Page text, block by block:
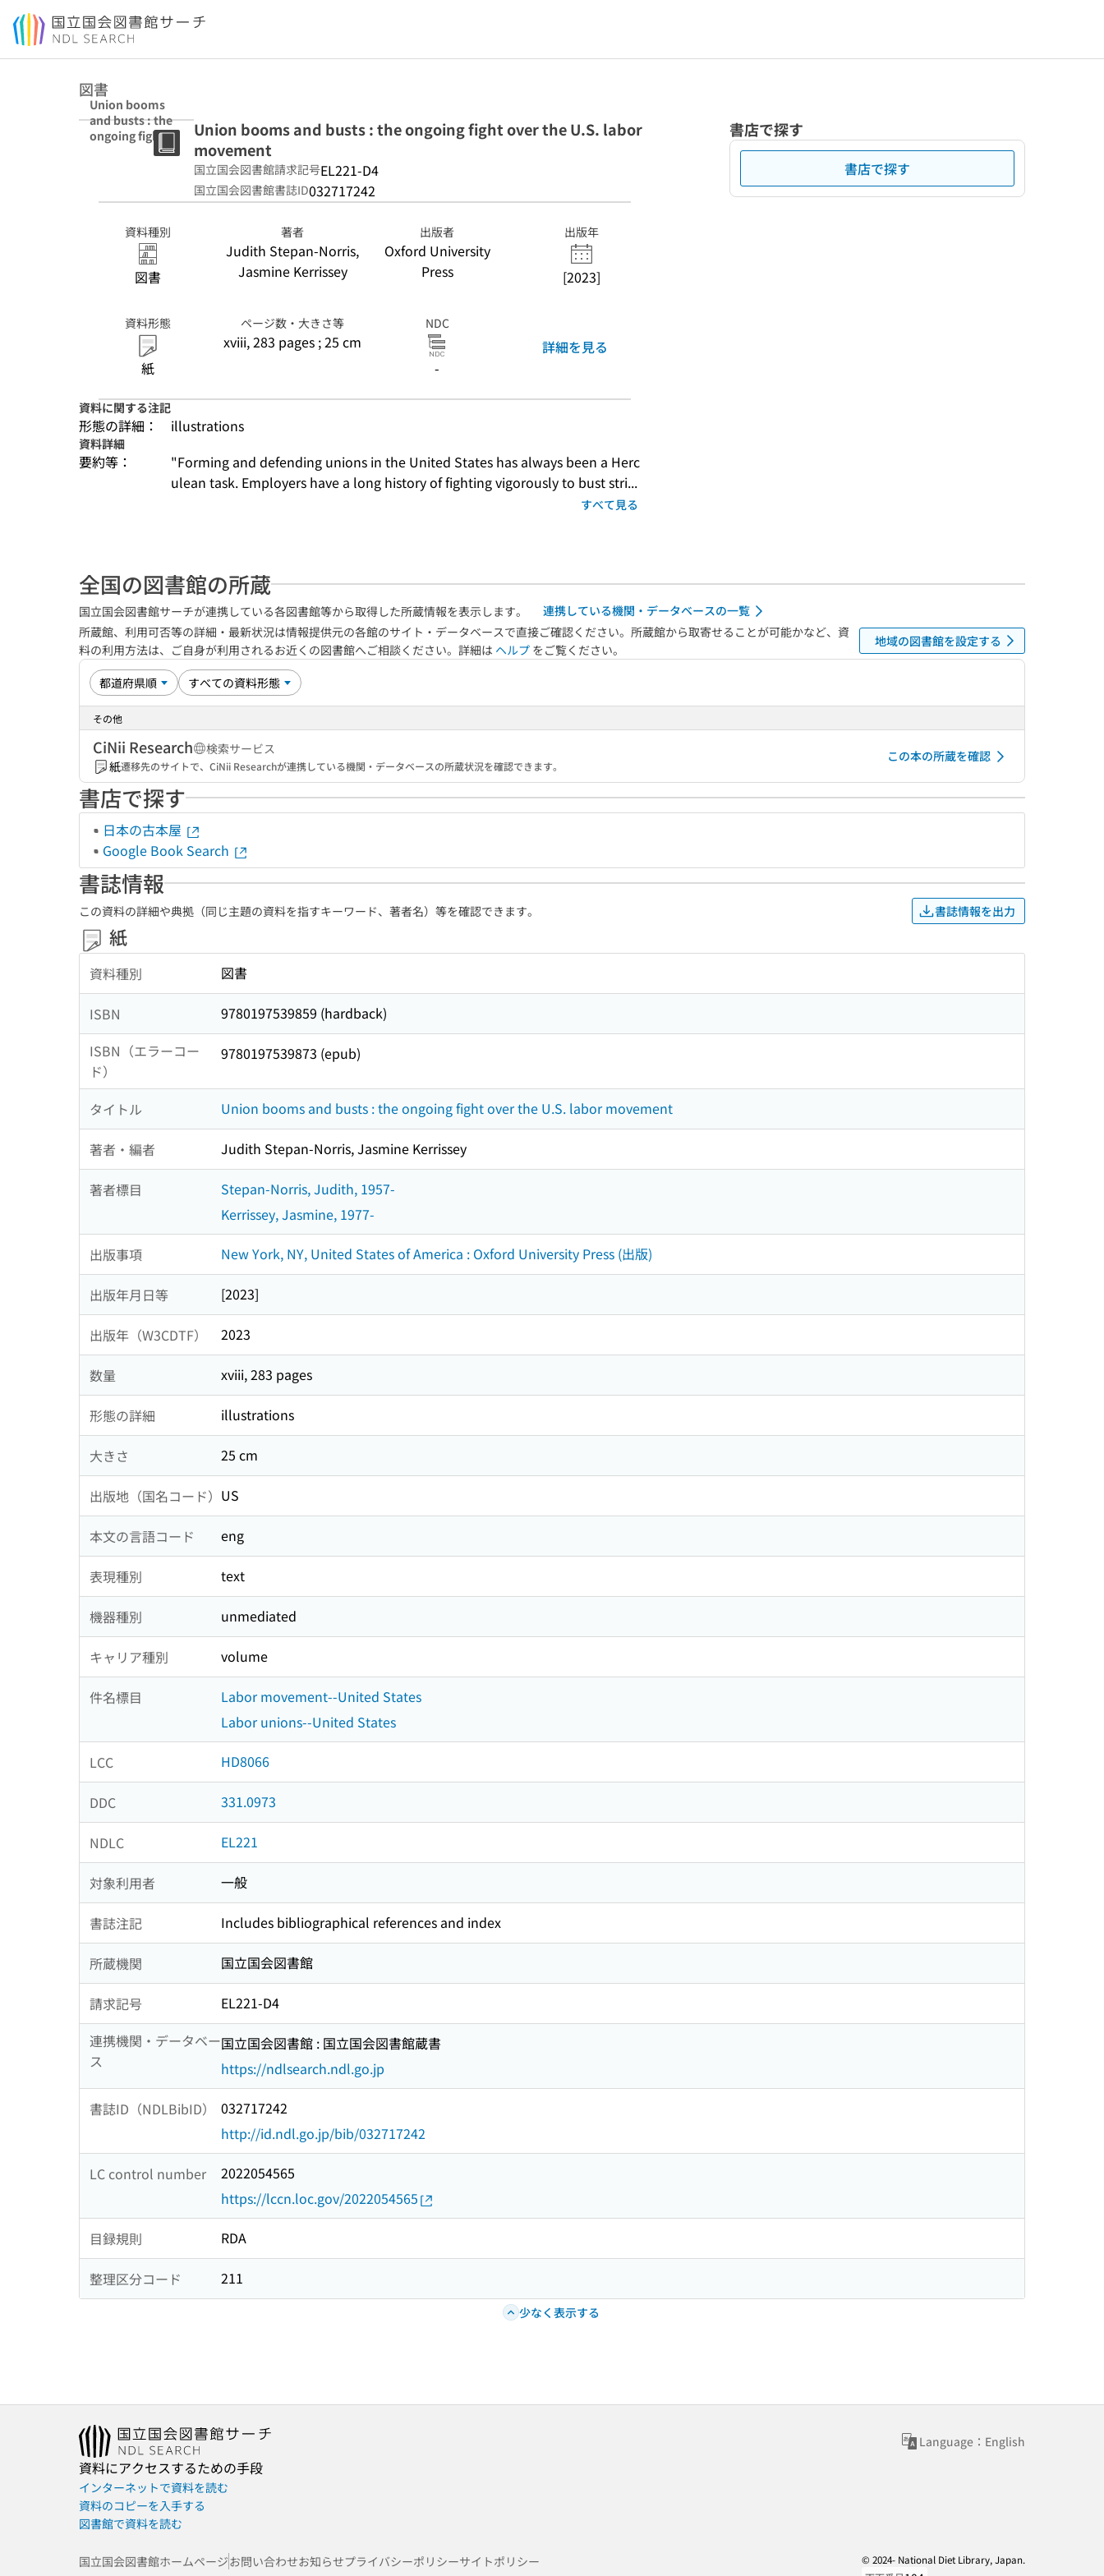
本文へ移動
図書
Union booms
and busts : the
ongoing fight
over the U.S.
Union booms and busts : the ongoing fight over the U.S. labor
movement
国立国会図書館請求記号EL221-D4
国立国会図書館書誌ID032717242
資料種別
図書
著者
Judith Stepan-Norris,
Jasmine Kerrissey
出版者
Oxford University
Press
出版年
[2023]
資料形態
紙
ページ数・大きさ等
xviii, 283 pages ; 25 cm
NDC
-
詳細を見る
資料に関する注記
形態の詳細： illustrations
資料詳細
要約等：
"Forming and defending unions in the United States has always been a Herc
ulean task. Employers have a long history of fighting vigorously to bust stri...
すべて見る
書店で探す
書店で探す
全国の図書館の所蔵
国立国会図書館サーチが連携している各図書館等から取得した所蔵情報を表示します。
連携している機関・データベースの一覧
所蔵館、利用可否等の詳細・最新状況は情報提供元の各館のサイト・データベースで直接ご確認ください。所蔵館から取寄せることが可能かなど、資
料の利用方法は、ご自身が利用されるお近くの図書館へご相談ください。詳細は ヘルプ をご覧ください。
地域の図書館を設定する
その他
CiNii Research
検索サービス
紙遷移先のサイトで、CiNii Researchが連携している機関・データベースの所蔵状況を確認できます。
この本の所蔵を確認
書店で探す
日本の古本屋
Google Book Search
書誌情報
この資料の詳細や典拠（同じ主題の資料を指すキーワード、著者名）等を確認できます。 書誌情報を出力
紙
資料種別 図書
ISBN
9780197539859 (hardback)
ISBN（エラーコー
ド）
9780197539873 (epub)
タイトル Union booms and busts : the ongoing fight over the U.S. labor movement
著者・編者 Judith Stepan-Norris, Jasmine Kerrissey
著者標目
Stepan-Norris, Judith, 1957-
Kerrissey, Jasmine, 1977-
出版事項 New York, NY, United States of America : Oxford University Press (出版)
出版年月日等 [2023]
出版年（W3CDTF） 2023
数量 xviii, 283 pages
形態の詳細 illustrations
大きさ 25 cm
出版地（国名コード） US
本文の言語コード eng
表現種別 text
機器種別 unmediated
キャリア種別 volume
件名標目
Labor movement--United States
Labor unions--United States
LCC HD8066
DDC 331.0973
NDLC EL221
対象利用者 一般
書誌注記 Includes bibliographical references and index
所蔵機関 国立国会図書館
請求記号
EL221-D4
連携機関・データベー
ス
国立国会図書館 : 国立国会図書館蔵書
https://ndlsearch.ndl.go.jp
書誌ID（NDLBibID）
032717242
http://id.ndl.go.jp/bib/032717242
LC control number
2022054565
https://lccn.loc.gov/2022054565
目録規則 RDA
整理区分コード 211
少なく表示する
Language：English
資料にアクセスするための手段
インターネットで資料を読む
資料のコピーを入手する
図書館で資料を読む
国立国会図書館ホームページお問い合わせお知らせプライバシーポリシーサイトポリシー
© 2024- National Diet Library, Japan.